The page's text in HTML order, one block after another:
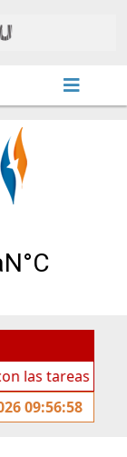
de
09:56:58